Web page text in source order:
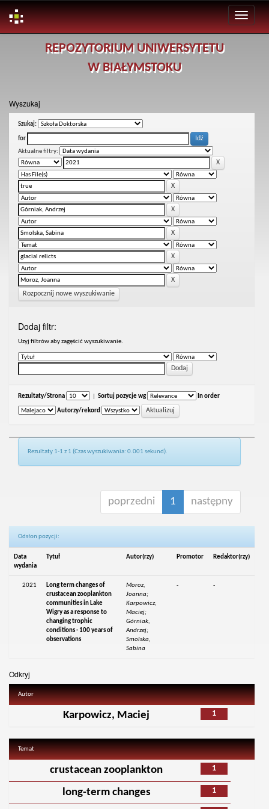
REPOZYTORIUM UNIWERSYTETU
W BIAŁYMSTOKU
Wyszukaj
Szukaj:
for
Aktualne filtry:
Rozpocznij nowe wyszukiwanie
Dodaj filtr:
Uzyj filtrów aby zagęścić wyszukiwanie.
Rezultaty/Strona Sortuj pozycje wg In order
Autorzy/rekord
Rezultaty 1-1 z 1 (Czas wyszukiwania: 0.001 sekund).
poprzedni 1 następny
Odsłon pozycji:
Data
wydania
Tytuł Autor(rzy) Promotor Redaktor(rzy)
2021
Long term changes of
crustacean zooplankton
communities in Lake
Wigry as a response to
changing trophic
conditions - 100 years of
observations
Moroz,
Joanna;
Karpowicz,
Maciej;
Górniak,
Andrzej;
Smolska,
Sabina
- -
Odkryj
Autor
1
Karpowicz, Maciej
Temat
1
crustacean zooplankton
1
long-term changes